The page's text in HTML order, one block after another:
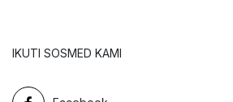
IKUTI SOSMED KAMI